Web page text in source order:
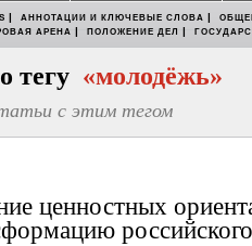
| АННОТАЦИИ И КЛЮЧЕВЫЕ СЛОВА |
АРЕНА | ПОЛОЖЕНИЕ ДЕЛ |
тегу «молодёжь»
с этим тегом
ценностных